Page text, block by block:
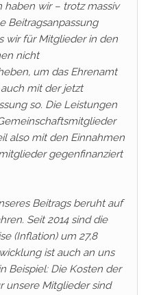
haben wir – trotz massiv
Beitragsanpassung
wir für Mitglieder in den
nicht
um das Ehrenamt
mit der jetzt
so. Die Leistungen
also mit den Einnahmen
gegenfinanziert
Beitrags beruht auf
Seit 2014 sind die
(Inflation) um 27,8
ist auch an uns
Beispiel: Die Kosten der
unsere Mitglieder sind